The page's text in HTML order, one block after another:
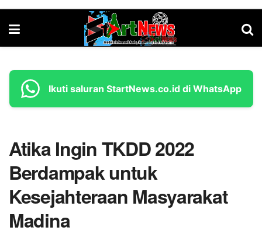
Ikuti saluran StartNews.co.id di WhatsApp
Atika Ingin TKDD 2022
Berdampak untuk
Kesejahteraan Masyarakat
Madina